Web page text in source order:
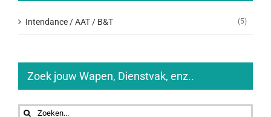
Intendance / AAT / B&T (5)
Zoek jouw Wapen, Dienstvak, enz..
Zoeken